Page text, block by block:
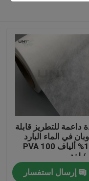
داعمة للتطريز قابلة
في الماء البارد
100% ألياف PVA 100
/ لفة
إرسال استفسار